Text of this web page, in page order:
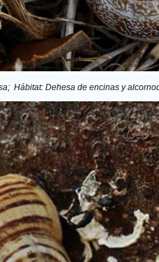
Hábitat: Dehesa de encinas y